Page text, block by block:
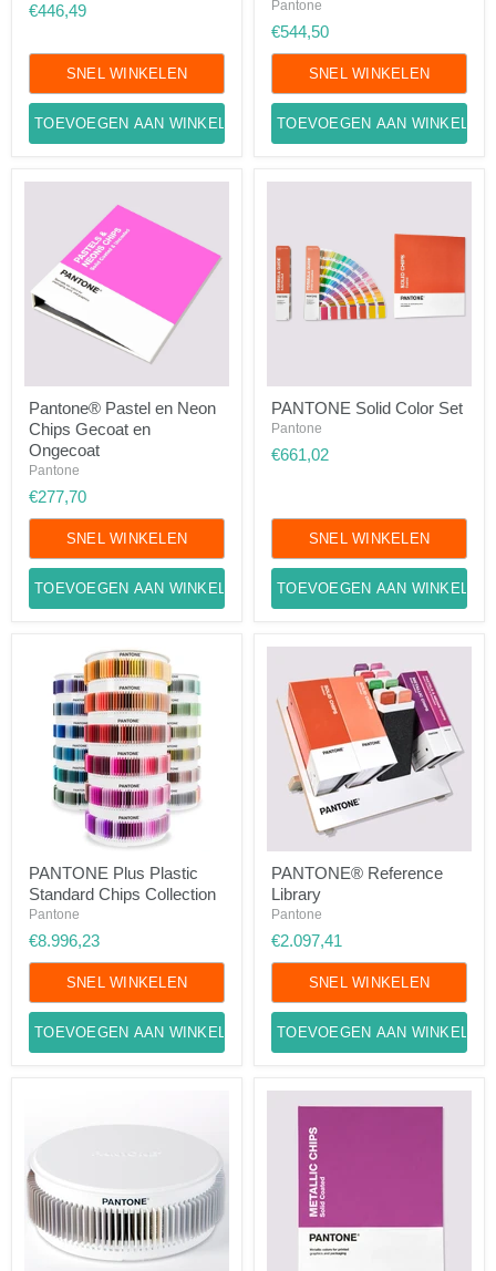
Paper
€446,49
SNEL WINKELEN
TOEVOEGEN AAN WINKELWAGEN
Ongecoat
Pantone
€544,50
SNEL WINKELEN
TOEVOEGEN AAN
Pastel
en
Neon
Chips
en
Ongecoat
Pantone® Pastel en Neon
Chips Gecoat en
Ongecoat
Pantone
€277,70
SNEL WINKELEN
TOEVOEGEN AAN WINKELWAGEN
Solid
Color
Set
PANTONE Solid Color Set
Pantone
€661,02
SNEL WINKELEN
TOEVOEGEN AAN
Plus
Plastic
Standard
Collection
PANTONE Plus Plastic
Standard Chips Collection
Pantone
€8.996,23
SNEL WINKELEN
TOEVOEGEN AAN WINKELWAGEN
Reference
Library
PANTONE® Reference
Library
Pantone
€2.097,41
SNEL WINKELEN
TOEVOEGEN AAN